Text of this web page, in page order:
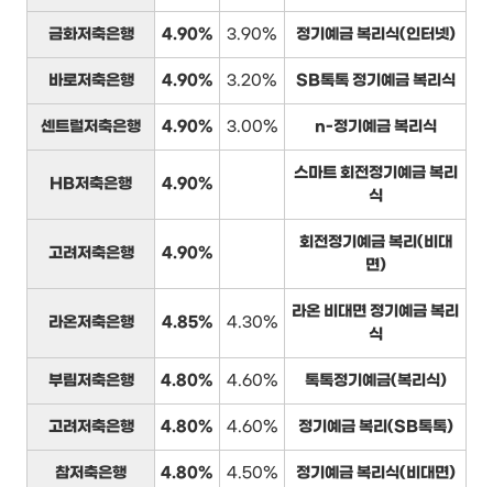
금화저축은행 4.90% 3.90% 정기예금 복리식(인터넷)
바로저축은행 4.90% 3.20% SB톡톡 정기예금 복리식
센트럴저축은행 4.90% 3.00% n-정기예금 복리식
HB저축은행 4.90%
스마트 회전정기예금 복리
식
고려저축은행 4.90%
회전정기예금 복리(비대
면)
라온저축은행 4.85% 4.30%
라온 비대면 정기예금 복리
식
부림저축은행 4.80% 4.60% 톡톡정기예금(복리식)
고려저축은행 4.80% 4.60% 정기예금 복리(SB톡톡)
참저축은행 4.80% 4.50% 정기예금 복리식(비대면)